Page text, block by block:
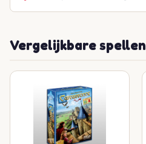
Vergelijkbare spellen